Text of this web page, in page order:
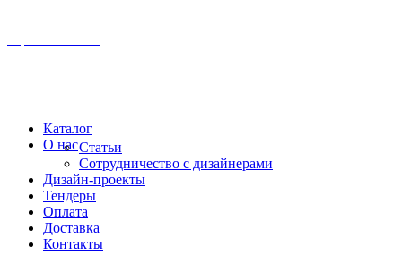
Каталог
О насСтатьи
Сотрудничество с дизайнерами
Дизайн-проекты
Тендеры
Оплата
Доставка
Контакты